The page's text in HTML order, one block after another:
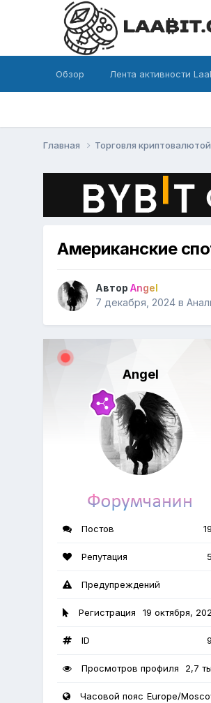
Обзор Лента активности
Главная Торговля криптовалютой
Американские
АвторAngel
7 декабря, 2024 в
Angel
Постов
Репутация
Предупреждений
Регистрация 19 октября,
ID
Просмотров профиля 2,7
Часовой пояс Europe/